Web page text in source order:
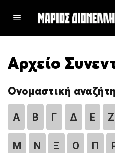
Αρχείο
Ονομαστική
Α Β Γ Δ Ε Ζ
Μ Ν Ξ Ο Π